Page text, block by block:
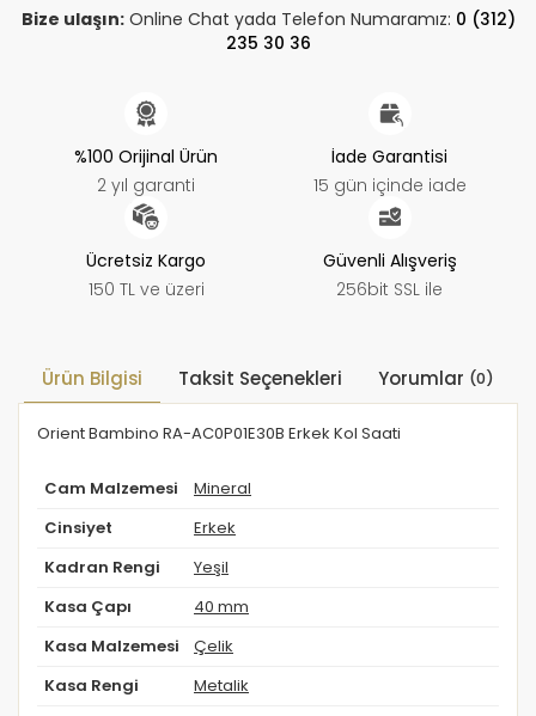
Bize ulaşın:Online Chat yada Telefon Numaramız: 0 (312)
235 30 36
%100 Orijinal Ürün
2 yıl garanti
İade Garantisi
15 gün içinde iade
Ücretsiz Kargo
150 TL ve üzeri
Güvenli Alışveriş
256bit SSL ile
Ürün Bilgisi Taksit Seçenekleri Yorumlar (0)
Orient Bambino RA-AC0P01E30B Erkek Kol Saati
Cam Malzemesi Mineral
Cinsiyet Erkek
Kadran Rengi Yeşil
Kasa Çapı 40 mm
Kasa Malzemesi Çelik
Kasa Rengi Metalik